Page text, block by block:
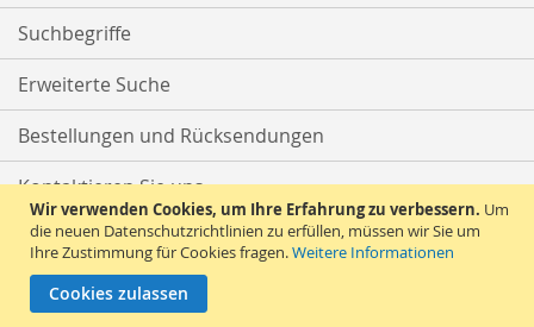
Wir verwenden Cookies, um Ihre Erfahrung zu verbessern. Um
die neuen Datenschutzrichtlinien zu erfüllen, müssen wir Sie um
Ihre Zustimmung für Cookies fragen.Weitere Informationen
Cookies zulassen
Suchbegriffe
Erweiterte Suche
Bestellungen und Rücksendungen
Kontaktieren Sie uns
© 2026 Versandhandel Bigo-Ta